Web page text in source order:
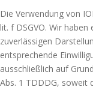
Die Verwendung von
lit. f DSGVO. Wir
zuverlässigen
entsprechende
ausschließlich auf
Abs. 1 TDDDG, soweit